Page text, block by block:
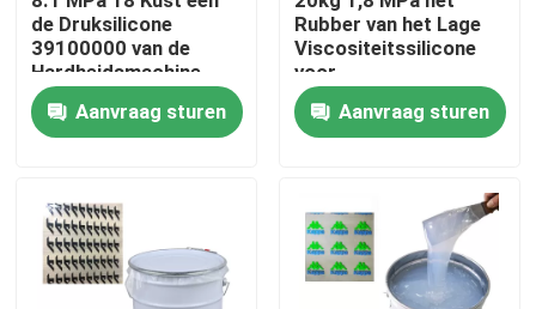
Over ons
Contacten
Producten
Silicone Rubberinkt
de Druksilicone
39100000 van de
Hardheidsmachine
Aanvraag sturen
Rubber van het Lage
Viscositeitssilicone
voor
Machinesverrichtingen
Aanvraag sturen